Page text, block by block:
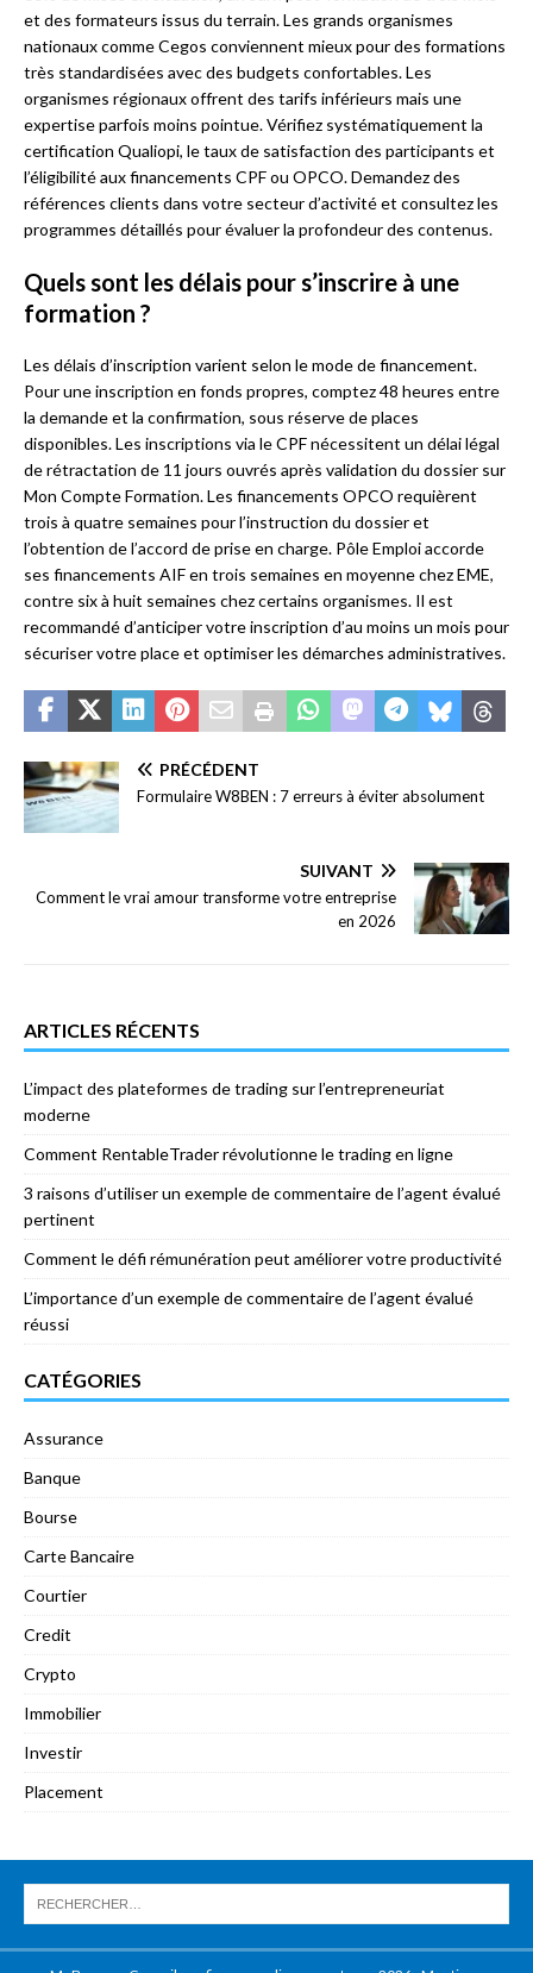
et des formateurs issus du terrain. Les grands organismes
nationaux comme Cegos conviennent mieux pour des formations
très standardisées avec des budgets confortables. Les
organismes régionaux offrent des tarifs inférieurs mais une
expertise parfois moins pointue. Vérifiez systématiquement la
certification Qualiopi, le taux de satisfaction des participants et
l’éligibilité aux financements CPF ou OPCO. Demandez des
références clients dans votre secteur d’activité et consultez les
programmes détaillés pour évaluer la profondeur des contenus.
Quels sont les délais pour s’inscrire à une
formation ?
Les délais d’inscription varient selon le mode de financement.
Pour une inscription en fonds propres, comptez 48 heures entre
la demande et la confirmation, sous réserve de places
disponibles. Les inscriptions via le CPF nécessitent un délai légal
de rétractation de 11 jours ouvrés après validation du dossier sur
Mon Compte Formation. Les financements OPCO requièrent
trois à quatre semaines pour l’instruction du dossier et
l’obtention de l’accord de prise en charge. Pôle Emploi accorde
ses financements AIF en trois semaines en moyenne chez EME,
contre six à huit semaines chez certains organismes. Il est
recommandé d’anticiper votre inscription d’au moins un mois pour
sécuriser votre place et optimiser les démarches administratives.
PRÉCÉDENT
Formulaire W8BEN : 7 erreurs à éviter absolument
SUIVANT
Comment le vrai amour transforme votre entreprise
en 2026
ARTICLES RÉCENTS
L’impact des plateformes de trading sur l’entrepreneuriat
moderne
Comment RentableTrader révolutionne le trading en ligne
3 raisons d’utiliser un exemple de commentaire de l’agent évalué
pertinent
Comment le défi rémunération peut améliorer votre productivité
L’importance d’un exemple de commentaire de l’agent évalué
réussi
CATÉGORIES
Assurance
Banque
Bourse
Carte Bancaire
Courtier
Credit
Crypto
Immobilier
Investir
Placement